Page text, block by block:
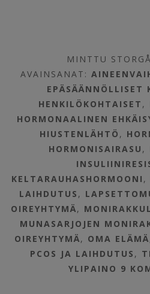
MINTTU
AVAINSANAT:
EPÄSÄÄNNÖLLISET
HENKILÖKOHTAISET ,
HORMONAALINEN
HIUSTENLÄHTÖ ,
HORMONISAIRASU ,
KELTARAUHASHORMOONI ,
LAIHDUTUS ,
OIREYHTYMÄ,
MUNASARJOJEN
OIREYHTYMÄ, OMA ELÄMÄ
PCOS JA LAIHDUTUS ,
YLIPAINO 9